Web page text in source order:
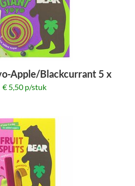
Apple/Blackcurrant 5 x
20g
€ 5,50 p/stuk